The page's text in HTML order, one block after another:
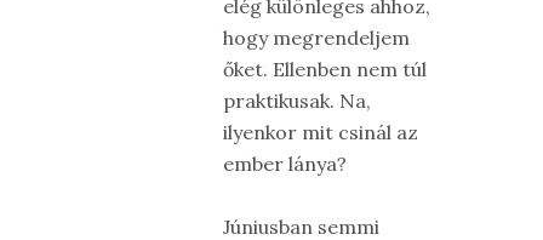
elég különleges ahhoz,
hogy megrendeljem
őket. Ellenben nem túl
praktikusak. Na,
ilyenkor mit csinál az
ember lánya?
Júniusban semmi